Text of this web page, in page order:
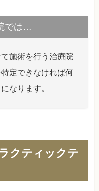
では…
施術を行う治療院
定できなければ何
なります。
クティックテ